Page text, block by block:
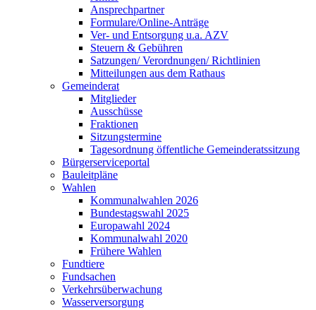
Ansprechpartner
Formulare/Online-Anträge
Ver- und Entsorgung u.a. AZV
Steuern & Gebühren
Satzungen/ Verordnungen/ Richtlinien
Mitteilungen aus dem Rathaus
Gemeinderat
Mitglieder
Ausschüsse
Fraktionen
Sitzungstermine
Tagesordnung öffentliche Gemeinderatssitzung
Bürgerserviceportal
Bauleitpläne
Wahlen
Kommunalwahlen 2026
Bundestagswahl 2025
Europawahl 2024
Kommunalwahl 2020
Frühere Wahlen
Fundtiere
Fundsachen
Verkehrsüberwachung
Wasserversorgung